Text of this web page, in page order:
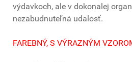
výdavkoch, ale v dokonalej
nezabudnuteľná udalosť.
FAREBNÝ, S VÝRAZNÝM